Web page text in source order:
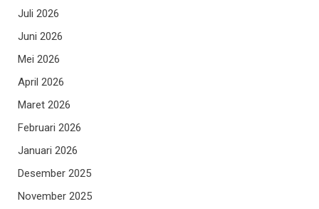
Juli 2026
Juni 2026
Mei 2026
April 2026
Maret 2026
Februari 2026
Januari 2026
Desember 2025
November 2025